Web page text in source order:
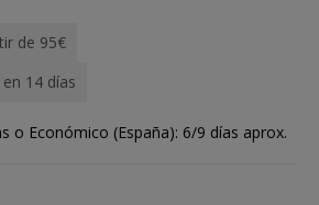
de 95€
14 días
o Económico (España): 6/9 días aprox.